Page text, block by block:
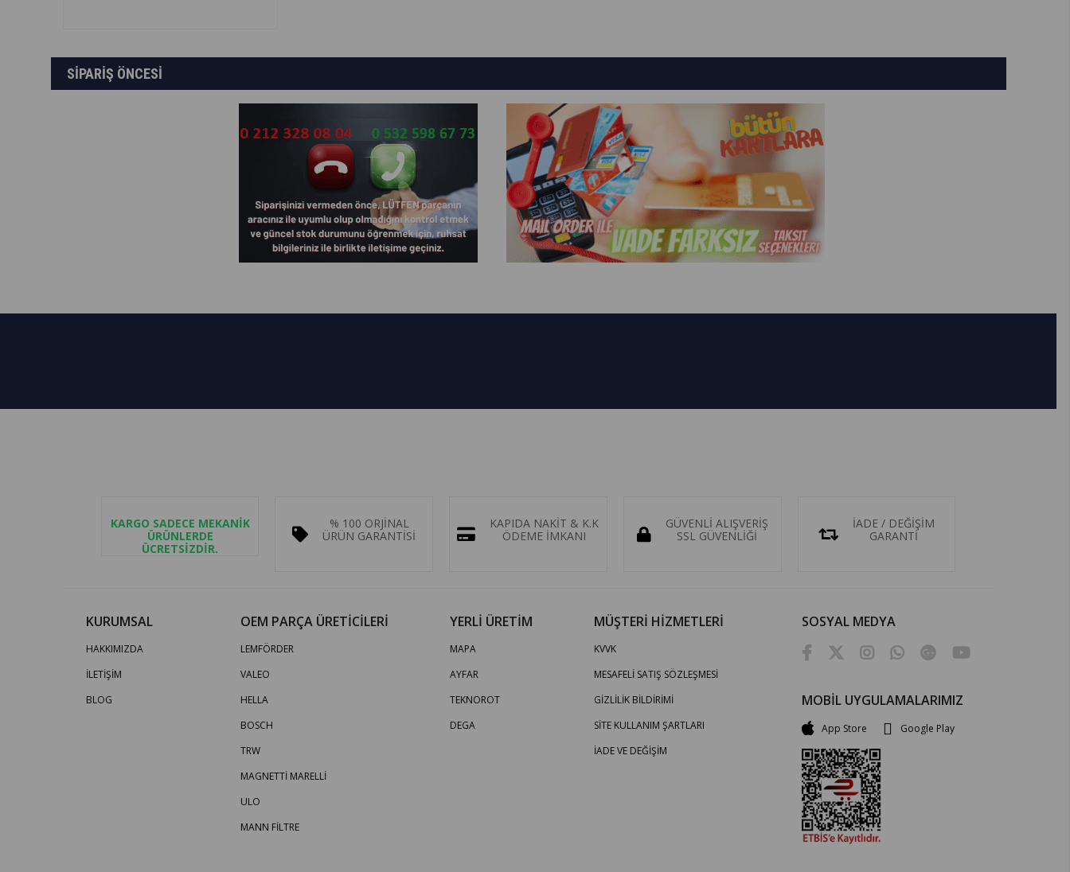
SİPARİŞ ÖNCESİ
KARGO SADECE MEKANİK
ÜRÜNLERDE
ÜCRETSİZDİR.
% 100 ORJİNAL
ÜRÜN GARANTİSİ
KAPIDA NAKİT & K.K
ÖDEME İMKANI
GÜVENLİ ALIŞVERİŞ
SSL GÜVENLİĞİ
İADE / DEĞİŞİM
GARANTİ
KURUMSAL
HAKKIMIZDA
İLETİŞİM
BLOG
OEM PARÇA ÜRETİCİLERİ
LEMFÖRDER
VALEO
HELLA
BOSCH
TRW
MAGNETTİ MARELLİ
ULO
MANN FİLTRE
YERLİ ÜRETİM
MAPA
AYFAR
TEKNOROT
DEGA
MÜŞTERİ HİZMETLERİ
KVVK
MESAFELİ SATIŞ SÖZLEŞMESİ
GİZLİLİK BİLDİRİMİ
SİTE KULLANIM ŞARTLARI
İADE VE DEĞİŞİM
SOSYAL MEDYA
MOBİL UYGULAMALARIMIZ
App Store Google Play